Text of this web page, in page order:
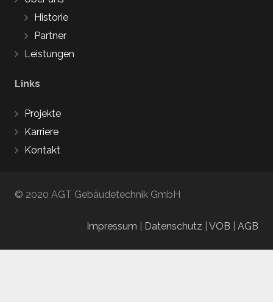
Historie
Partner
Leistungen
Links
Projekte
Karriere
Kontakt
© 2020 AGT Gebäudetechnik GmbH
Impressum Datenschutz VOB AGB